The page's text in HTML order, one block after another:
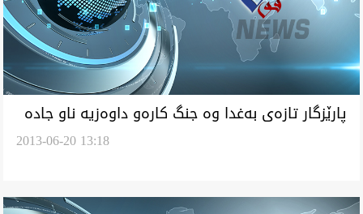
پارێزگار تازه‌ی به‌غدا وه‌ جنگ كاره‌و داوه‌زيه‌ ناو جاده‌
2013-06-20 13:18